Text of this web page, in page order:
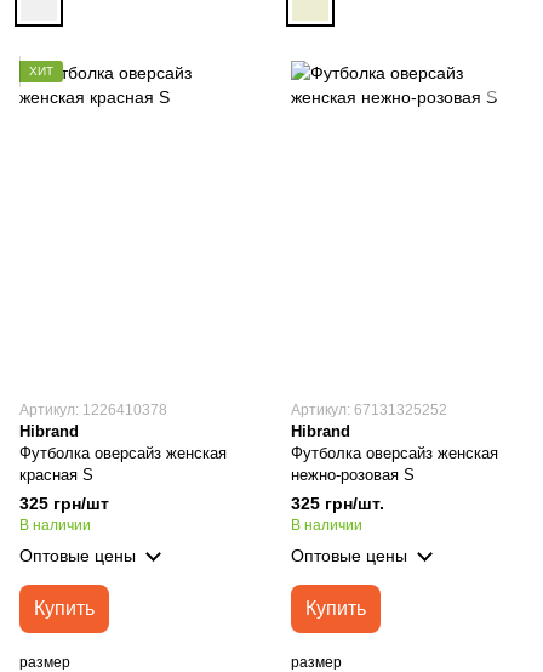
ХИТ
Артикул: 1226410378
Hibrand
Футболка оверсайз женская
красная S
325 грн/шт
В наличии
Оптовые цены
Купить
размер
Артикул: 67131325252
Hibrand
Футболка оверсайз женская
нежно-розовая S
325 грн/шт.
В наличии
Оптовые цены
Купить
размер